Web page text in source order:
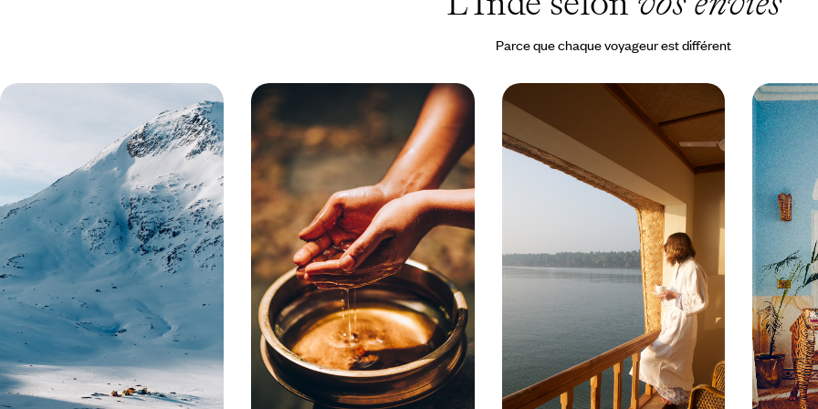
aux portes du désert, et offre le plus grand palais de la région ainsi
Parce que chaque voyageur est différent